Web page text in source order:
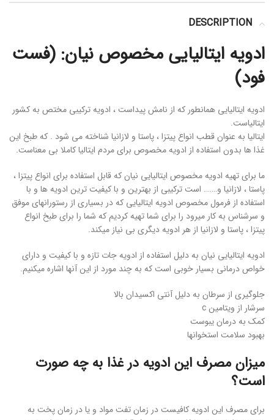
DESCRIPTION
ادویه ایتالیایی مخصوص نیان: (فست
فود)
ادویه ایتالیایی همانطور که از نامش پیداست ، ادویه ترکیبی مختص به کشور
ایتالیاست.
ایتالیا به عنوان قطب انواع پیتزا ، پاستا و لازانیا شناخته می شود . که طبخ این
غذا ها بدون استفاده از ادویه مخصوص برای مردم ایتالیا کاملا بی معناست.
ما برای تهیه ادویه مخصوص ایتالیایی نیان که قابل استفاده برای انواع پیتزا ،
پاستا ، لازانیا و……. است ترکیبی از بهترین و با کیفیت ترین ادویه ها و با
استفاده از فرمول مخصوص ادویه ایتالیایی که در بسیاری از رستورانهای موفق
و سرشناس به کار میرود را برای شما تهیه کردیم که شما را برای طبخ انواع
پیتزا ، پاستا و لازانیا از هر ادویه دیگری بی نیاز میکند.
ادویه ایتالیایی نیان به دلیل استفاده از ادویه جات تازه و با کیفیت و دارای
خواص درمانی بسیار خوبی است که به چند مورد از این آنها اشاره میکنیم.
جلوگیری از سرطان به دلیل آنتی اکسیدان بالا
سرشار از ویتامین c
کمک به درمان یبوست
بهبود سلامت استخوانها
میزان مصرف این ادویه در غذا به چه صورت
است؟
برای مصرف این ادویه کافیست در زمان تفت مواد و یا در زمان پخت به